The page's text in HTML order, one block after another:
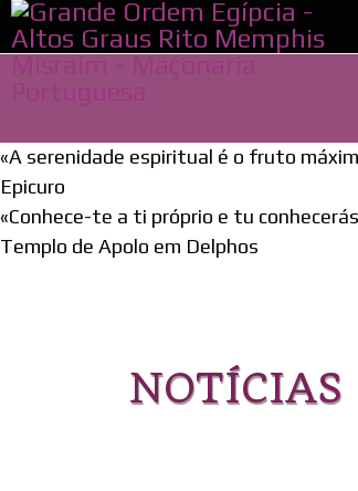
«A serenidade espiritual é o fruto
Epicuro
«Conhece-te a ti próprio e tu
Templo de Apolo em Delphos
NOTÍCIAS